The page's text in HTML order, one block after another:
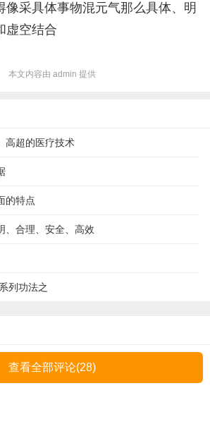
像采具体事物混元气那么具体、明
虚空结合
本文内容由 admin 提供
高超的医疗技术
的特点
、合理、安全、高效
列功法之
查看全部评论(28)